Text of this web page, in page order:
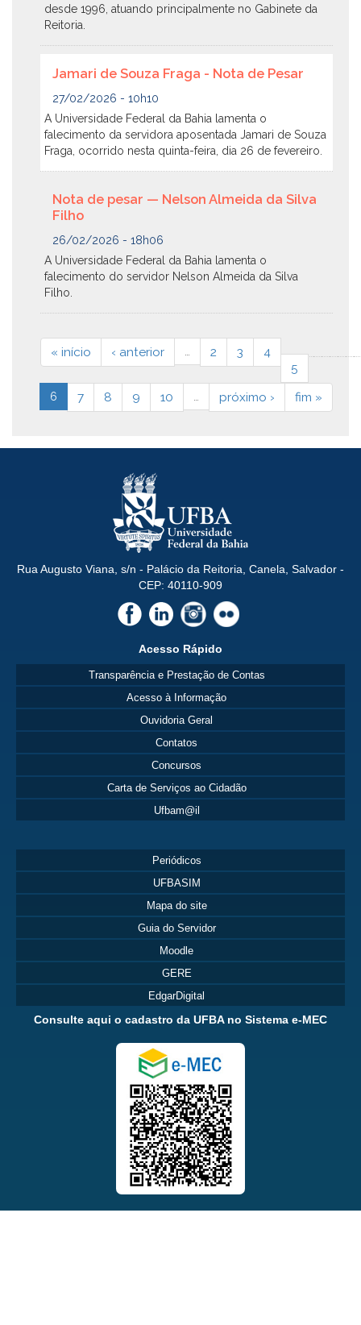
desde 1996, atuando principalmente no Gabinete da
Reitoria.
Jamari de Souza Fraga - Nota de Pesar
27/02/2026 - 10h10
A Universidade Federal da Bahia lamenta o
falecimento da servidora aposentada Jamari de Souza
Fraga, ocorrido nesta quinta-feira, dia 26 de fevereiro.
Nota de pesar — Nelson Almeida da Silva
Filho
26/02/2026 - 18h06
A Universidade Federal da Bahia lamenta o
falecimento do servidor Nelson Almeida da Silva
Filho.
« início ‹ anterior 2 3
4
5
6 7 8 9 10 próximo › fim »
Rua Augusto Viana, s/n - Palácio da Reitoria, Canela, Salvador -
CEP: 40110-909
Acesso Rápido
Transparência e Prestação de Contas
Acesso à Informação
Ouvidoria Geral
Contatos
Concursos
Carta de Serviços ao Cidadão
Ufbam@il
Periódicos
UFBASIM
Mapa do site
Guia do Servidor
Moodle
GERE
EdgarDigital
Consulte aqui o cadastro da UFBA no Sistema e-MEC